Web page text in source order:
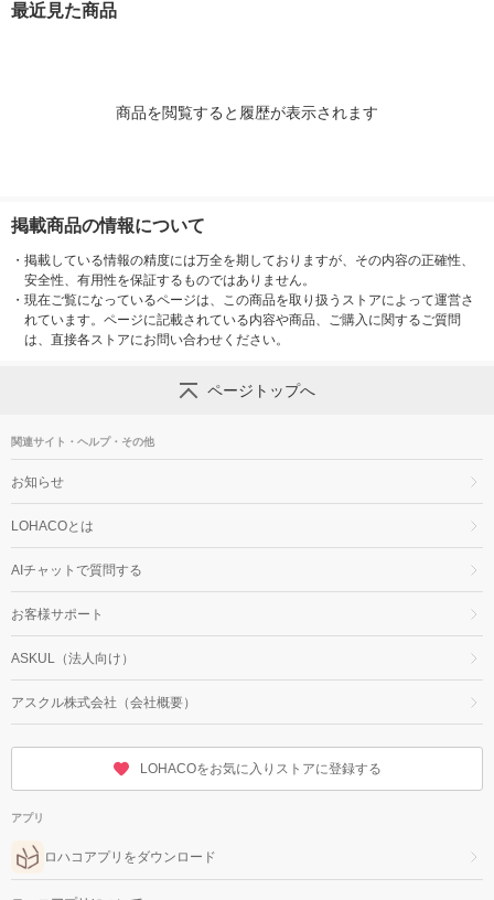
最近見た商品
商品を閲覧すると履歴が表示されます
掲載商品の情報について
・ 掲載している情報の精度には万全を期しておりますが、その内容の正確性、
安全性、有用性を保証するものではありません。
・ 現在ご覧になっているページは、この商品を取り扱うストアによって運営さ
れています。ページに記載されている内容や商品、ご購入に関するご質問
は、直接各ストアにお問い合わせください。
ページトップへ
関連サイト・ヘルプ・その他
お知らせ
LOHACOとは
AIチャットで質問する
お客様サポート
ASKUL（法人向け）
アスクル株式会社（会社概要）
LOHACOをお気に入りストアに登録する
アプリ
ロハコアプリをダウンロード